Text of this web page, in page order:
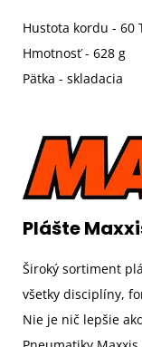
Hustota kordu - 60
Hmotnosť - 628 g
Pätka - skladacia
Plášte
Široký sortiment
všetky disciplíny,
Nie je nič lepšie